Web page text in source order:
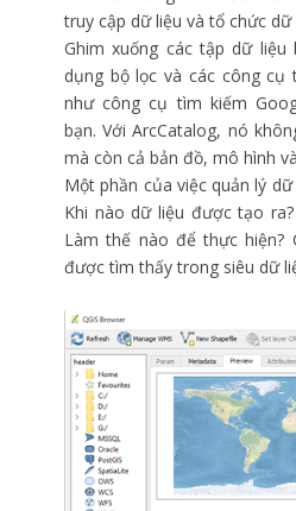
truy cập dữ liệu và tổ chức dữ
Ghim xuống các tập dữ
dụng bộ lọc và các công cụ
như công cụ tìm kiếm
bạn. Với ArcCatalog, nó
mà còn cả bản đồ, mô hình
Một phần của việc quản lý
Khi nào dữ liệu được tạo
Làm thế nào để thực hiện?
được tìm thấy trong siêu dữ